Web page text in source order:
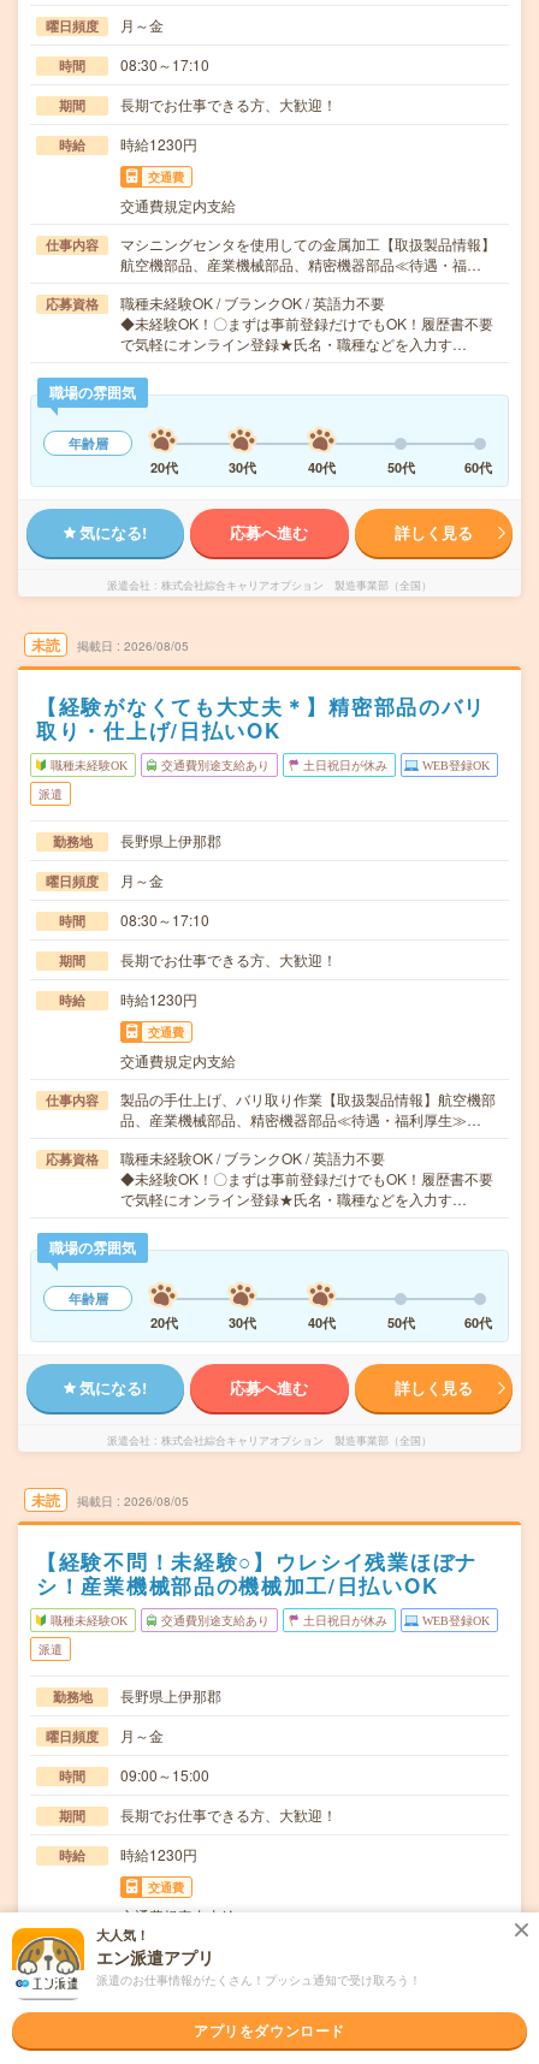
曜日頻度 月～金
時間 08:30～17:10
期間 長期でお仕事できる方、大歓迎！
時給 時給1230円
交通費
交通費規定内支給
仕事内容
マシニングセンタを使用しての金属加工【取扱製品情報】
航空機部品、産業機械部品、精密機器部品≪待遇・福…
応募資格
職種未経験OK / ブランクOK / 英語力不要
◆未経験OK！〇まずは事前登録だけでもOK！履歴書不要
で気軽にオンライン登録★氏名・職種などを入力す…
職場の雰囲気
年齢層
20代
30代 40代 50代 60代
気になる! 応募へ進む 詳しく見る
派遣会社 株式会社綜合キャリアオプション 製造事業部（全国）
未読 掲載日 2026/08/05
【経験がなくても大丈夫＊】精密部品のバリ
取り・仕上げ/日払いOK
職種未経験OK 交通費別途支給あり 土日祝日が休み WEB登録OK
派遣
勤務地 長野県上伊那郡
曜日頻度 月～金
時間 08:30～17:10
期間 長期でお仕事できる方、大歓迎！
時給 時給1230円
交通費
交通費規定内支給
仕事内容
製品の手仕上げ、バリ取り作業【取扱製品情報】航空機部
品、産業機械部品、精密機器部品≪待遇・福利厚生≫…
応募資格
職種未経験OK / ブランクOK / 英語力不要
◆未経験OK！〇まずは事前登録だけでもOK！履歴書不要
で気軽にオンライン登録★氏名・職種などを入力す…
職場の雰囲気
年齢層
20代
30代 40代 50代 60代
気になる! 応募へ進む 詳しく見る
派遣会社 株式会社綜合キャリアオプション 製造事業部（全国）
未読 掲載日 2026/08/05
【経験不問！未経験○】ウレシイ残業ほぼナ
シ！産業機械部品の機械加工/日払いOK
職種未経験OK 交通費別途支給あり 土日祝日が休み WEB登録OK
派遣
勤務地 長野県上伊那郡
曜日頻度 月～金
時間 09:00～15:00
期間 長期でお仕事できる方、大歓迎！
時給 時給1230円
交通費
交通費規定内支給
仕事内容
マシニングセンタを使用しての金属加工【取扱製品情報】
航空機部品、産業機械部品、精密機器部品≪待遇・福…
応募資格
職種未経験OK / ブランクOK / 英語力不要
◆未経験OK！〇まずは事前登録だけでもOK！履歴書不要
で気軽にオンライン登録★氏名・職種などを入力す…
大人気！
エン派遣アプリ
派遣のお仕事情報がたくさん！プッシュ通知で受け取ろう！
アプリをダウンロード